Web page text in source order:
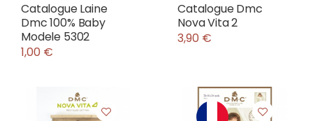
Catalogue Laine
Dmc 100% Baby
Modele 5302
1,00 €
Catalogue Dmc
Nova Vita 2
3,90 €